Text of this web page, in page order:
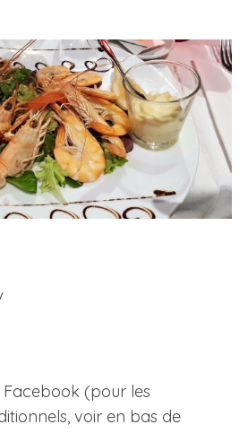
(pour les
voir en bas de